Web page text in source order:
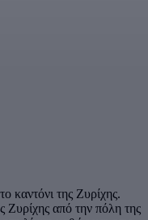
καντόνι της Ζυρίχης.
Ζυρίχης από την πόλη της